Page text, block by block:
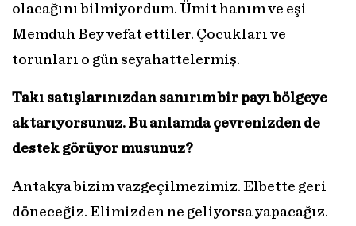
olacağını bilmiyordum. Ümit hanım ve eşi
Memduh Bey vefat ettiler. Çocukları ve
torunları o gün seyahattelermiş.
Takı satışlarınızdan sanırım bir payı bölgeye
aktarıyorsunuz. Bu anlamda çevrenizden de
destek görüyor musunuz?
Antakya bizim vazgeçilmezimiz. Elbette geri
döneceğiz. Elimizden ne geliyorsa yapacağız.